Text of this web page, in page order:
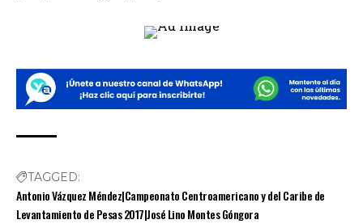
TAGGED:
Antonio Vázquez Méndez|Campeonato Centroamericano y del Caribe de
Levantamiento de Pesas 2017|José Lino Montes Góngora